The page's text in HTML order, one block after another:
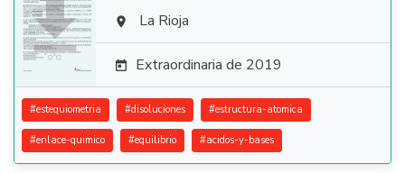
  La Rioja
 Extraordinaria de 2019
#estequiometria #disoluciones #estructura-atomica
#enlace-quimico #equilibrio #acidos-y-bases